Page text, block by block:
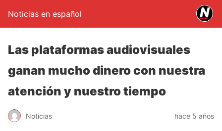
Noticias en español
Las plataformas audiovisuales
ganan mucho dinero con nuestra
atención y nuestro tiempo
Noticias hace 5 años